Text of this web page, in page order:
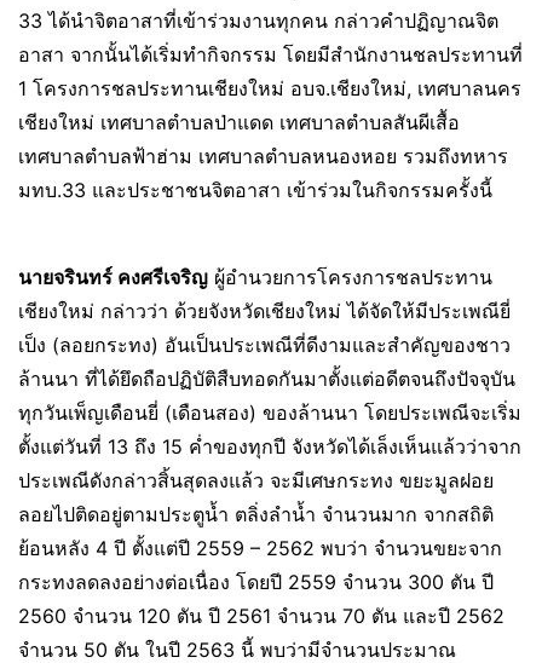
33 ได้นำจิตอาสาที่เข้าร่วมงานทุกคน กล่าวคำปฏิญาณจิต
อาสา จากนั้นได้เริ่มทำกิจกรรม โดยมีสำนักงานชลประทานที่
1 โครงการชลประทานเชียงใหม่ อบจ.เชียงใหม่, เทศบาลนคร
เชียงใหม่ เทศบาลตำบลป่าแดด เทศบาลตำบลสันผีเสื้อ
เทศบาลตำบลฟ้าฮ่าม เทศบาลตำบลหนองหอย รวมถึงทหาร
มทบ.33 และประชาชนจิตอาสา เข้าร่วมในกิจกรรมครั้งนี้
นายจรินทร์ คงศรีเจริญ ผู้อำนวยการโครงการชลประทาน
เชียงใหม่ กล่าวว่า ด้วยจังหวัดเชียงใหม่ ได้จัดให้มีประเพณียี่
เป็ง (ลอยกระทง) อันเป็นประเพณีที่ดีงามและสำคัญของชาว
ล้านนา ที่ได้ยึดถือปฏิบัติสืบทอดกันมาตั้งแต่อดีตจนถึงปัจจุบัน
ทุกวันเพ็ญเดือนยี่ (เดือนสอง) ของล้านนา โดยประเพณีจะเริ่ม
ตั้งแต่วันที่ 13 ถึง 15 ค่ำของทุกปี จังหวัดได้เล็งเห็นแล้วว่าจาก
ประเพณีดังกล่าวสิ้นสุดลงแล้ว จะมีเศษกระทง ขยะมูลฝอย
ลอยไปติดอยู่ตามประตูน้ำ ตลิ่งลำน้ำ จำนวนมาก จากสถิติ
ย้อนหลัง 4 ปี ตั้งแต่ปี 2559 – 2562 พบว่า จำนวนขยะจาก
กระทงลดลงอย่างต่อเนื่อง โดยปี 2559 จำนวน 300 ตัน ปี
2560 จำนวน 120 ตัน ปี 2561 จำนวน 70 ตัน และปี 2562
จำนวน 50 ตัน ในปี 2563 นี้ พบว่ามีจำนวนประมาณ